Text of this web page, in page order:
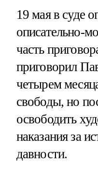
19 мая в суде
описательно-
часть
приговорил
четырем
свободы, но
освободить
наказания за
давности.